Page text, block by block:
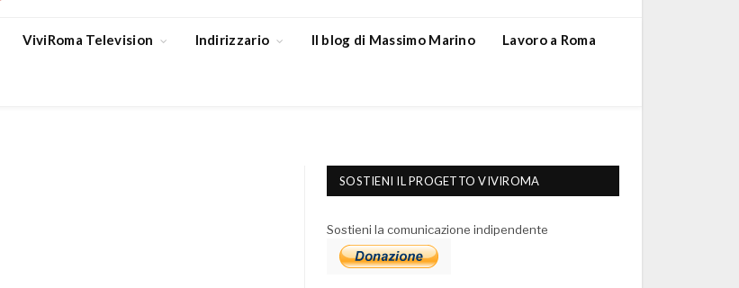
ViviRoma Television Indirizzario Il blog di Massimo Marino Lavoro a Roma
SOSTIENI IL PROGETTO VIVIROMA
Sostieni la comunicazione indipendente